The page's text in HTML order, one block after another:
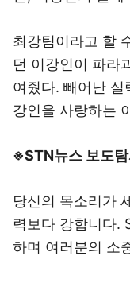
최강팀이라고 할
던 이강인이 파라
여줬다. 빼어난 실
강인을 사랑하는
※STN뉴스 보도탐
당신의 목소리가
력보다 강합니다.
하며 여러분의 소